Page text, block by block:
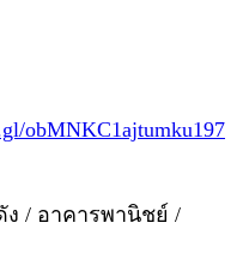
obMNKC1ajtumku197
/ อาคารพานิชย์ /